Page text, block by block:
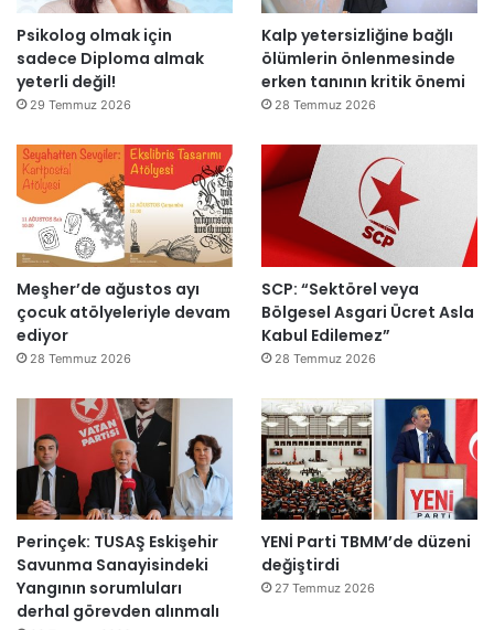
ç
ı
l
d
Psikolog olmak için
sadece Diploma almak
yeterli değil!
29 Temmuz 2026
Kalp yetersizliğine bağlı
ölümlerin önlenmesinde
erken tanının kritik önemi
28 Temmuz 2026
Meşher’de ağustos ayı
çocuk atölyeleriyle devam
ediyor
28 Temmuz 2026
SCP: “Sektörel veya
Bölgesel Asgari Ücret Asla
Kabul Edilemez”
28 Temmuz 2026
Perinçek: TUSAŞ Eskişehir
Savunma Sanayisindeki
Yangının sorumluları
derhal görevden alınmalı
YENİ Parti TBMM’de düzeni
değiştirdi
27 Temmuz 2026